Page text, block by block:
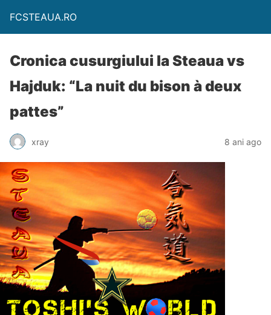
FCSTEAUA.RO
Cronica cusurgiului la Steaua vs
Hajduk: “La nuit du bison à deux
pattes”
xray 8 ani ago